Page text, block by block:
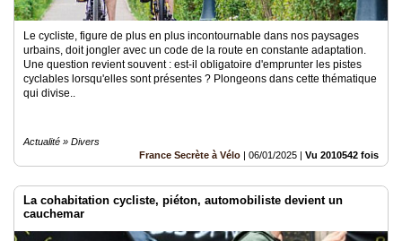
Le cycliste, figure de plus en plus incontournable dans nos paysages
urbains, doit jongler avec un code de la route en constante adaptation.
Une question revient souvent : est-il obligatoire d'emprunter les pistes
cyclables lorsqu'elles sont présentes ? Plongeons dans cette thématique
qui divise..
Actualité » Divers
France Secrète à Vélo | 06/01/2025 | Vu 2010542 fois
La cohabitation cycliste, piéton, automobiliste devient un
cauchemar